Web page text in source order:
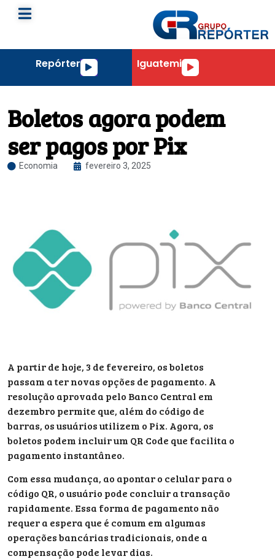
RepórterTocador
IguatemiTocador
Boletos agora podem
ser pagos por Pix
Economia fevereiro 3, 2025
A partir de hoje, 3 de fevereiro, os boletos
passam a ter novas opções de pagamento. A
resolução aprovada pelo Banco Central em
dezembro permite que, além do código de
barras, os usuários utilizem o Pix. Agora, os
boletos podem incluir um QR Code que facilita o
pagamento instantâneo.
Com essa mudança, ao apontar o celular para o
código QR, o usuário pode concluir a transação
rapidamente. Essa forma de pagamento não
requer a espera que é comum em algumas
operações bancárias tradicionais, onde a
compensação pode levar dias.